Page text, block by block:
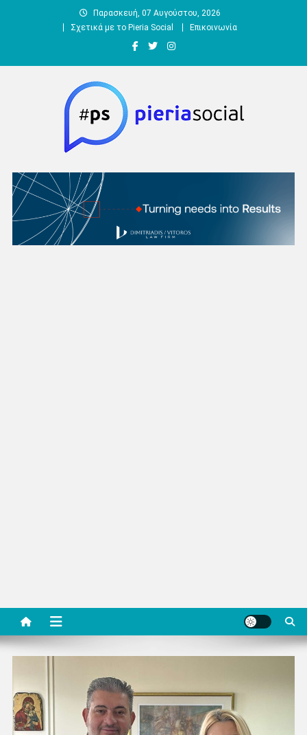
Παρασκευή, 07 Αυγούστου, 2026
Σχετικά με το Pieria Social
Επικοινωνία
Pieria Social